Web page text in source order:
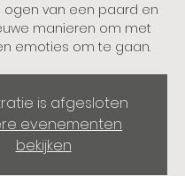
ogen van een paard en
manieren om met
emoties om te gaan.
is afgesloten
evenementen
bekijken